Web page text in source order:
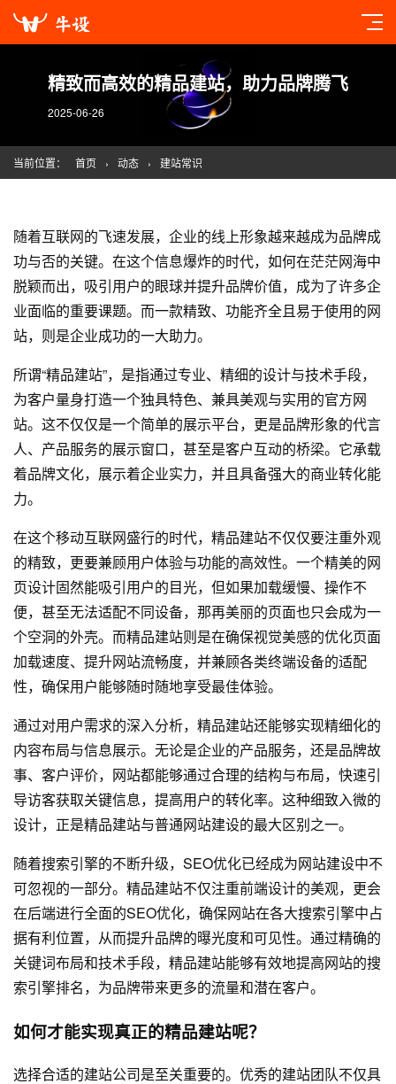
精致而高效的精品建站，助力品牌腾飞
2025-06-26
当前位置： 首页 › 动态 › 建站常识
随着互联网的飞速发展，企业的线上形象越来越成为品牌成
功与否的关键。在这个信息爆炸的时代，如何在茫茫网海中
脱颖而出，吸引用户的眼球并提升品牌价值，成为了许多企
业面临的重要课题。而一款精致、功能齐全且易于使用的网
站，则是企业成功的一大助力。
所谓“精品建站”，是指通过专业、精细的设计与技术手段，
为客户量身打造一个独具特色、兼具美观与实用的官方网
站。这不仅仅是一个简单的展示平台，更是品牌形象的代言
人、产品服务的展示窗口，甚至是客户互动的桥梁。它承载
着品牌文化，展示着企业实力，并且具备强大的商业转化能
力。
在这个移动互联网盛行的时代，精品建站不仅仅要注重外观
的精致，更要兼顾用户体验与功能的高效性。一个精美的网
页设计固然能吸引用户的目光，但如果加载缓慢、操作不
便，甚至无法适配不同设备，那再美丽的页面也只会成为一
个空洞的外壳。而精品建站则是在确保视觉美感的优化页面
加载速度、提升网站流畅度，并兼顾各类终端设备的适配
性，确保用户能够随时随地享受最佳体验。
通过对用户需求的深入分析，精品建站还能够实现精细化的
内容布局与信息展示。无论是企业的产品服务，还是品牌故
事、客户评价，网站都能够通过合理的结构与布局，快速引
导访客获取关键信息，提高用户的转化率。这种细致入微的
设计，正是精品建站与普通网站建设的最大区别之一。
随着搜索引擎的不断升级，SEO优化已经成为网站建设中不
可忽视的一部分。精品建站不仅注重前端设计的美观，更会
在后端进行全面的SEO优化，确保网站在各大搜索引擎中占
据有利位置，从而提升品牌的曝光度和可见性。通过精确的
关键词布局和技术手段，精品建站能够有效地提高网站的搜
索引擎排名，为品牌带来更多的流量和潜在客户。
如何才能实现真正的精品建站呢？
选择合适的建站公司是至关重要的。优秀的建站团队不仅具